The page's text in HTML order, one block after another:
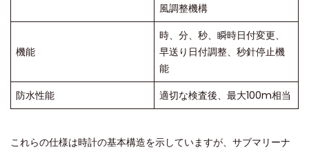
風調整機構
機能
時、分、秒、瞬時日付変更、
早送り日付調整、秒針停止機
能
防水性能
適切な検査後、最大100m相当
これらの仕様は時計の基本構造を示していますが、サブマリーナ